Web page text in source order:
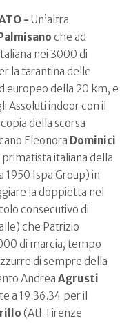
- Un’altra
che ad
nei 3000 di
la tarantina delle
europeo della 20 km, e
Assoluti indoor con il
della scorsa
Eleonora Dominici
primatista italiana della
1950 Ispa Group) in
la doppietta nel
consecutivo di
che Patrizio
di marcia, tempo
di sempre della
Andrea Agrusti
a 19:36.34 per il
(Atl. Firenze